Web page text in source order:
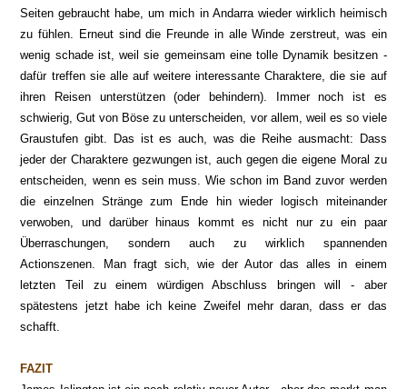
Seiten gebraucht habe, um mich in Andarra wieder wirklich heimisch
zu fühlen. Erneut sind die Freunde in alle Winde zerstreut, was ein
wenig schade ist, weil sie gemeinsam eine tolle Dynamik besitzen -
dafür treffen sie alle auf weitere interessante Charaktere, die sie auf
ihren Reisen unterstützen (oder behindern). Immer noch ist es
schwierig, Gut von Böse zu unterscheiden, vor allem, weil es so viele
Graustufen gibt. Das ist es auch, was die Reihe ausmacht: Dass
jeder der Charaktere gezwungen ist, auch gegen die eigene Moral zu
entscheiden, wenn es sein muss. Wie schon im Band zuvor werden
die einzelnen Stränge zum Ende hin wieder logisch miteinander
verwoben, und darüber hinaus kommt es nicht nur zu ein paar
Überraschungen, sondern auch zu wirklich spannenden
Actionszenen. Man fragt sich, wie der Autor das alles in einem
letzten Teil zu einem würdigen Abschluss bringen will - aber
spätestens jetzt habe ich keine Zweifel mehr daran, dass er das
schafft.
FAZIT